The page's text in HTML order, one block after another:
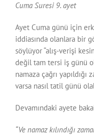
Cuma Suresi 9. ayet
Ayet Cuma günü için
iddiasında olanlara bir
söylüyor “alış-verişi
değil tam tersi iş günü
namaza çağrı yapıldığı
varsa nasıl tatil günü
Devamındaki ayete
“Ve namaz kılındığı